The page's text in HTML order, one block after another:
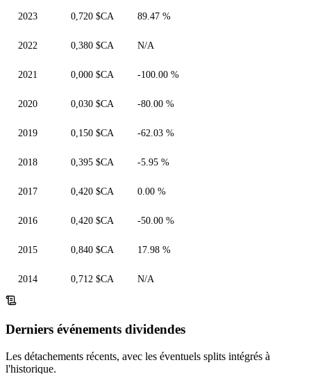
2023 0,720 $CA 89.47 %
2022 0,380 $CA N/A
2021 0,000 $CA -100.00 %
2020 0,030 $CA -80.00 %
2019 0,150 $CA -62.03 %
2018 0,395 $CA -5.95 %
2017 0,420 $CA 0.00 %
2016 0,420 $CA -50.00 %
2015 0,840 $CA 17.98 %
2014 0,712 $CA N/A
Derniers événements dividendes
Les détachements récents, avec les éventuels splits intégrés à
l'historique.